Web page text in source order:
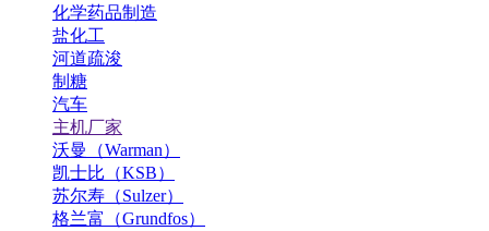
化学药品制造
盐化工
河道疏浚
制糖
汽车
主机厂家
沃曼（Warman）
凯士比（KSB）
苏尔寿（Sulzer）
格兰富（Grundfos）